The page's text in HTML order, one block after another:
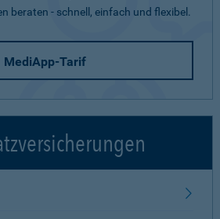
beraten - schnell, einfach und flexibel.
MediApp-Tarif